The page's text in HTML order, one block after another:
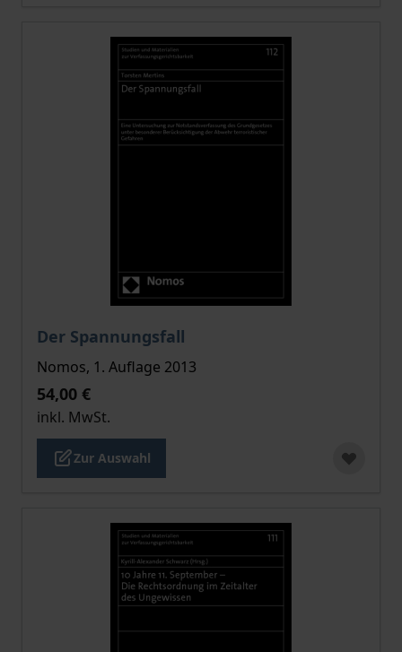
Der Spannungsfall
Der Preis dieses Titels richtet sich nach der
Nomos, 1. Auflage 2013
54,00 €
inkl. MwSt.
Zur Auswahl